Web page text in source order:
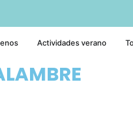
Actividades verano